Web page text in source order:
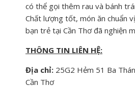
có thể gọi thêm rau và bánh
Chất lượng tốt, món ăn chuẩn
bạn trẻ tại Cần Thơ đã nghiện
THÔNG TIN LIÊN HỆ:
Địa chỉ: 25G2 Hẻm 51 Ba
Cần Thơ